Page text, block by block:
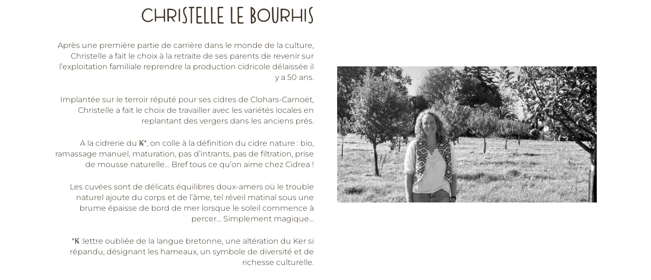
CHRISTELLE LE BOURHIS
Après une première partie de carrière dans le monde de la culture,
Christelle a fait le choix à la retraite de ses parents de revenir sur
l’exploitation familiale reprendre la production cidricole délaissée il
y a 50 ans.
Implantée sur le terroir réputé pour ses cidres de Clohars-Carnoët,
Christelle a fait le choix de travailler avec les variétés locales en
replantant des vergers dans les anciens prés.
A la cidrerie du Ꝃ*, on colle à la définition du cidre nature : bio,
ramassage manuel, maturation, pas d’intrants, pas de filtration, prise
de mousse naturelle… Bref tous ce qu’on aime chez Cidrea !
Les cuvées sont de délicats équilibres doux-amers où le trouble
naturel ajoute du corps et de l’âme, tel réveil matinal sous une
brume épaisse de bord de mer lorsque le soleil commence à
percer… Simplement magique…
*Ꝃ :lettre oubliée de la langue bretonne, une altération du Ker si
répandu, désignant les hameaux, un symbole de diversité et de
richesse culturelle.